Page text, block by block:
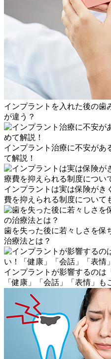
インプラントを入れた後の歯
が違う？
インプラント治療に不安があ
て解説！
インプラントは実は保険がき
費を抑えられる制度について
歯を失った後に若々しさを保
治療法とは？
インプラントが影響するのは
「健康」「会話」「表情」も